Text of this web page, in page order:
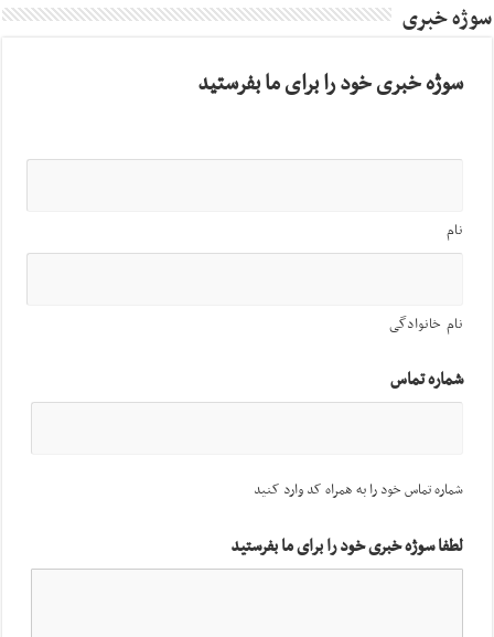
سوژه خبری
سوژه خبری خود را برای ما بفرستید
نام
نام خانوادگی
شماره تماس
شماره تماس خود را به همراه کد وارد کنید
لطفا سوژه خبری خود را برای ما بفرستید